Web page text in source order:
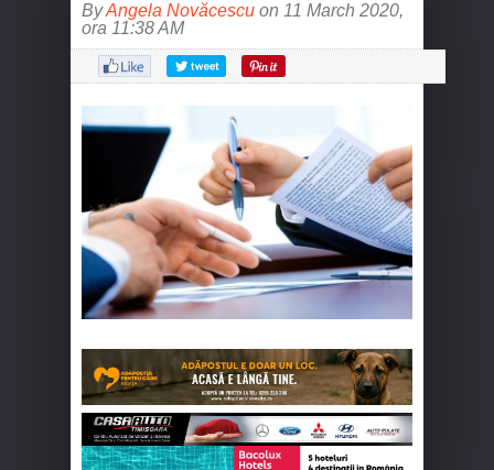
ByAngela Novăcescu on 11 March 2020,
ora 11:38 AM